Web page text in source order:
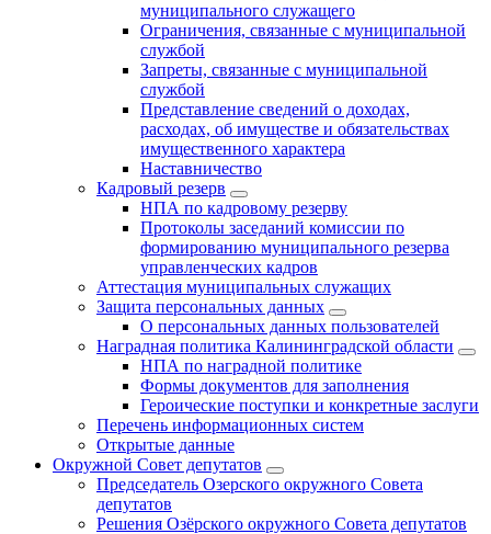
муниципального служащего
Ограничения, связанные с муниципальной
службой
Запреты, связанные с муниципальной
службой
Представление сведений о доходах,
расходах, об имуществе и обязательствах
имущественного характера
Наставничество
Кадровый резерв
НПА по кадровому резерву
Протоколы заседаний комиссии по
формированию муниципального резерва
управленческих кадров
Аттестация муниципальных служащих
Защита персональных данных
О персональных данных пользователей
Наградная политика Калининградской области
НПА по наградной политике
Формы документов для заполнения
Героические поступки и конкретные заслуги
Перечень информационных систем
Открытые данные
Окружной Совет депутатов
Председатель Озерского окружного Совета
депутатов
Решения Озёрского окружного Совета депутатов